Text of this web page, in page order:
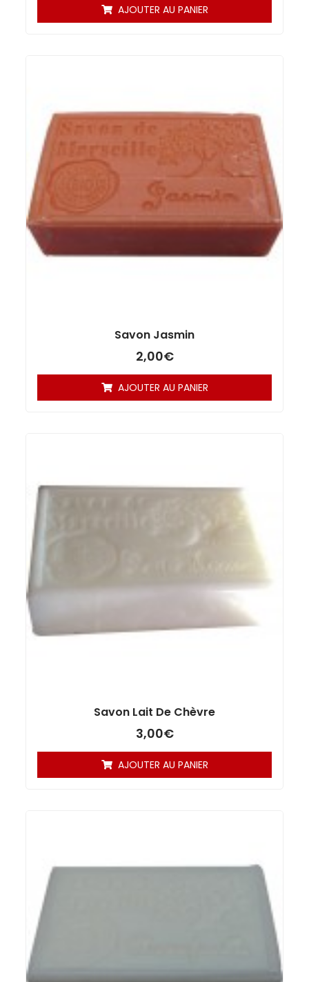
AJOUTER AU PANIER
Savon Jasmin
2,00€
AJOUTER AU PANIER
Savon Lait De Chèvre
3,00€
AJOUTER AU PANIER